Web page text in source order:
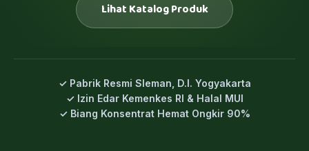
Lihat Katalog Produk
✓ Pabrik Resmi Sleman, D.I. Yogyakarta
✓ Izin Edar Kemenkes RI & Halal MUI
✓ Biang Konsentrat Hemat Ongkir 90%